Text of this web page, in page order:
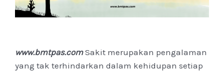
www.bmtpas.comSakit merupakan pengalaman
yang tak terhindarkan dalam kehidupan setiap